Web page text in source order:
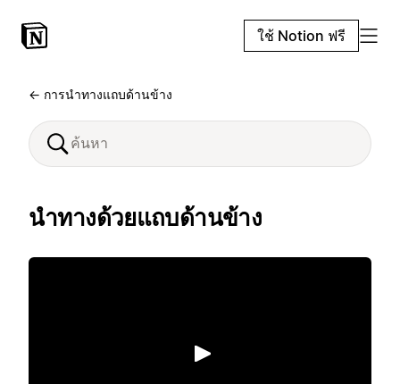
ใช้ Notion ฟรี
← การนำทางแถบด้านข้าง
นำทางด้วยแถบด้านข้าง
เล่น